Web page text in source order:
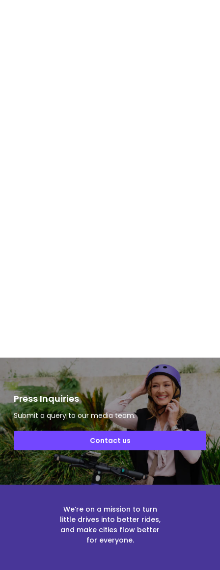
Press Inquiries
Submit a query to our media team.
Contact us
We’re on a mission to turn
little drives into better rides,
and make cities flow better
for everyone.